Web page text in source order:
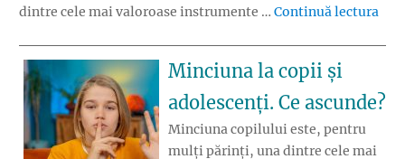
dintre cele mai valoroase instrumente … Continuă lectura
Minciuna la copii și
adolescenți. Ce ascunde?
Minciuna copilului este, pentru
mulți părinți, una dintre cele mai